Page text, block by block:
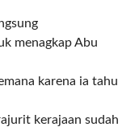
menagkap Abu
karena ia tahu
kerajaan sudah